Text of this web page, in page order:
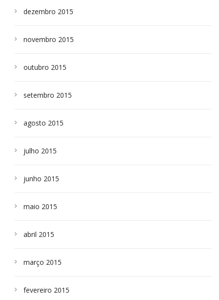
dezembro 2015
novembro 2015
outubro 2015
setembro 2015
agosto 2015
julho 2015
junho 2015
maio 2015
abril 2015
março 2015
fevereiro 2015